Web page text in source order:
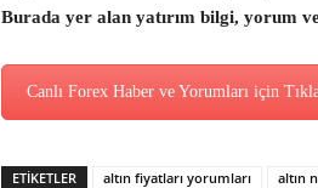
Burada yer alan yatırım bilgi, yorum
Canlı Forex Haber ve Yorumları için
ETİKETLER altın fiyatları yorumları altın